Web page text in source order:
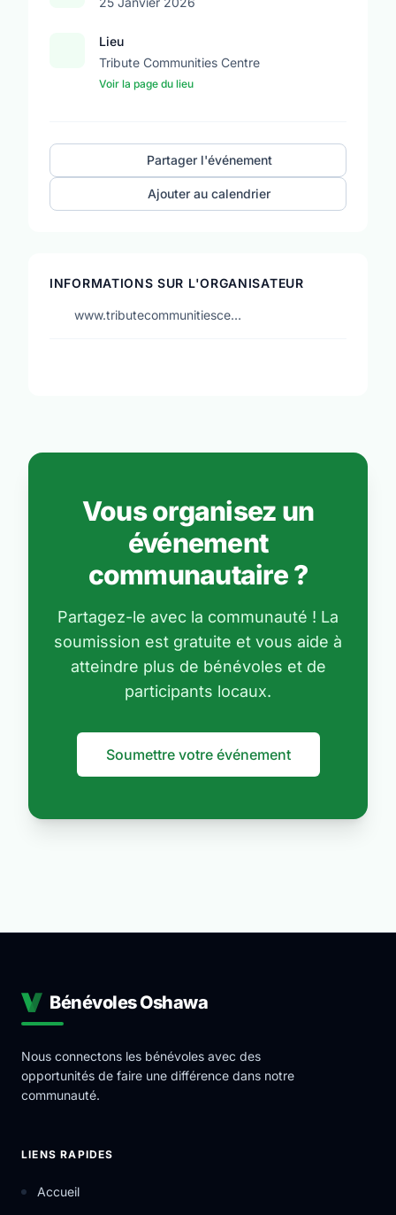
Lieu
Tribute Communities Centre
Voir la page du lieu
Partager l'événement
Ajouter au calendrier
INFORMATIONS SUR L'ORGANISATEUR
www.tributecommunitiesce…
Vous organisez un
événement
communautaire ?
Partagez-le avec la communauté ! La
soumission est gratuite et vous aide à
atteindre plus de bénévoles et de
participants locaux.
Soumettre votre événement
Bénévoles Oshawa
Nous connectons les bénévoles avec des
opportunités de faire une différence dans notre
communauté.
LIENS RAPIDES
Accueil